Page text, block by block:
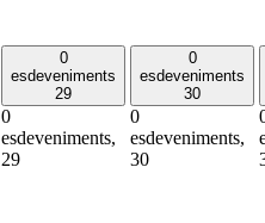
0
esdeveniments
29
0
esdeveniments,
29
0
esdeveniments
30
0
esdeveniments,
30